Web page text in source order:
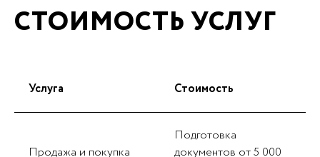
СТОИМОСТЬ УСЛУГ
Услуга Стоимость
Продажа и покупка
Подготовка
документов от 5 000